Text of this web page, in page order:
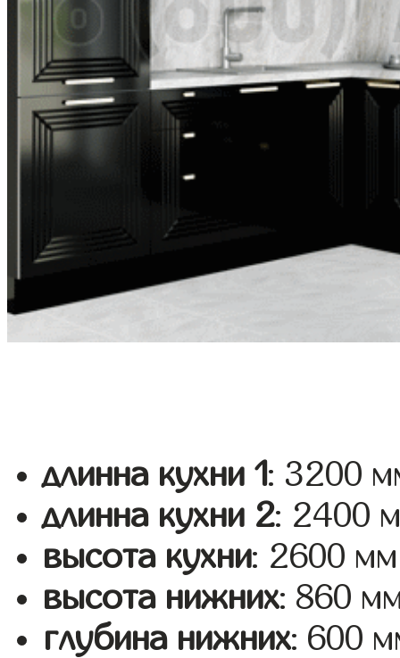
длинна кухни 1: 3200
длинна кухни 2: 2400
высота кухни: 2600 мм
высота нижних: 860
глубина нижних: 600